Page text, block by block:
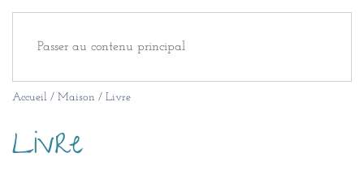
Passer au contenu principal
Accueil / Maison / Livre
Livre